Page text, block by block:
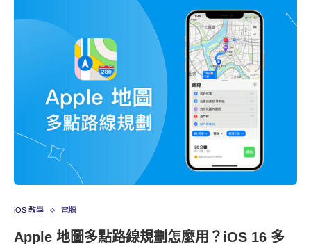
iOS 教學 電腦
Apple 地圖多點路線規劃怎麼用？iOS 16 多